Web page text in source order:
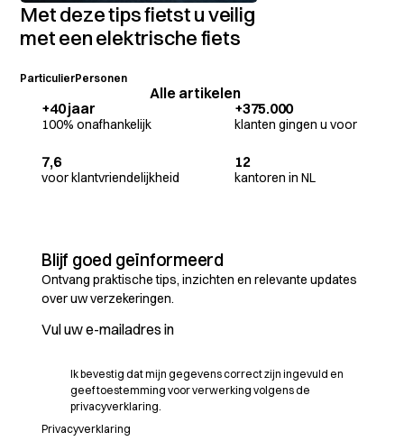
Met deze tips fietst u veilig
met een elektrische fiets
ParticulierPersonen
Alle artikelen
+40 jaar
100% onafhankelijk
+375.000
klanten gingen u voor
7,6
voor klantvriendelijkheid
12
kantoren in NL
Blijf goed geïnformeerd
Ontvang praktische tips, inzichten en relevante updates
over uw verzekeringen.
Ik bevestig dat mijn gegevens correct zijn ingevuld en
geef toestemming voor verwerking volgens de
privacyverklaring.
Privacyverklaring